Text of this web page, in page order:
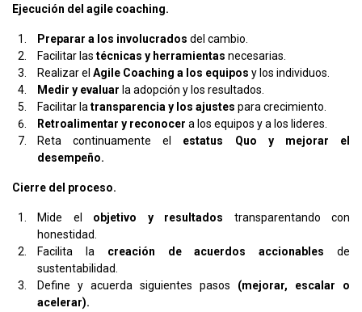
Ejecución del agile coaching.
Preparar a los involucrados del cambio.
Facilitar las técnicas y herramientas necesarias.
Realizar el Agile Coaching a los equipos y los individuos.
Medir y evaluar la adopción y los resultados.
Facilitar la transparencia y los ajustes para crecimiento.
Retroalimentar y reconocer a los equipos y a los lideres.
Reta continuamente el estatus Quo y mejorar el
desempeño.
Cierre del proceso.
Mide el objetivo y resultados transparentando con
honestidad.
Facilita la creación de acuerdos accionables de
sustentabilidad.
Define y acuerda siguientes pasos (mejorar, escalar o
acelerar).